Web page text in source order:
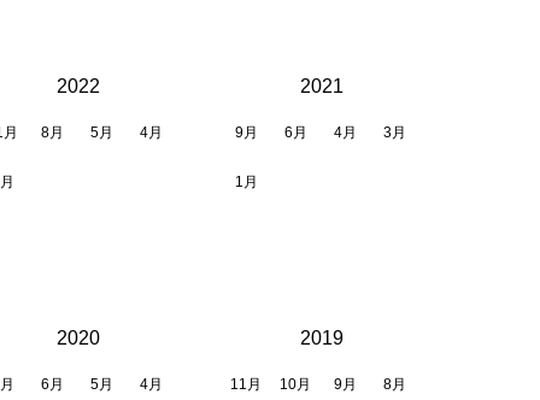
2022
8月 5月 4月
2021
9月 6月 4月 3月
1月
2020
6月 5月 4月
2019
11月 10月 9月 8月